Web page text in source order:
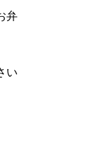
弁
い